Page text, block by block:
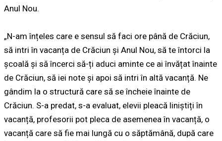
Anul Nou.
„N-am înțeles care e sensul să faci ore până de Crăciun,
să intri în vacanța de Crăciun și Anul Nou, să te întorci la
școală și să încerci să-ți aduci aminte ce ai învățat înainte
de Crăciun, să iei note și apoi să intri în altă vacanță. Ne
gândim la o structură care să se încheie înainte de
Crăciun. S-a predat, s-a evaluat, elevii pleacă liniștiți în
vacanță, profesorii pot pleca de asemenea în vacanță, o
vacanță care să fie mai lungă cu o săptămână, după care